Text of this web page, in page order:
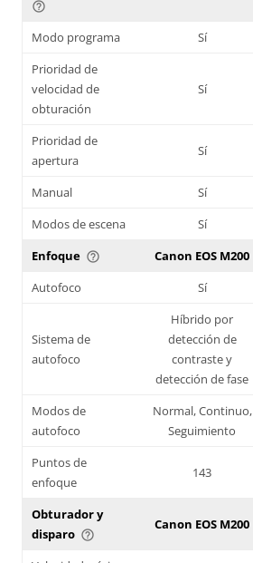
help_outline
Modo programa Sí
Prioridad de
velocidad de
obturación
Sí
Prioridad de
apertura
Sí
Manual Sí
Modos de escena
Sí
Enfoque help_outline Canon EOS M200
Autofoco
Sí
Sistema de
autofoco
Híbrido por
detección de
contraste y
detección de fase
Modos de
autofoco
Normal, Continuo,
Seguimiento
Puntos de
enfoque
143
Obturador y
disparo help_outline
Canon EOS M200